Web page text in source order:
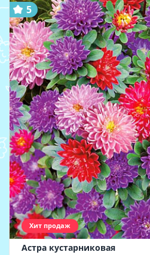
Хит продаж
5
Астра кустарниковая